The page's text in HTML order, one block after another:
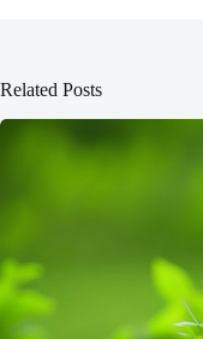
Related Posts